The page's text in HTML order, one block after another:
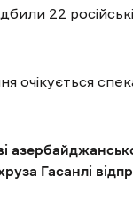
22
очікується
Гасанлі